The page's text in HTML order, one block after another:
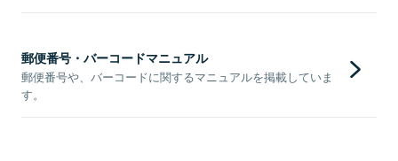
郵便番号・バーコードマニュアル
郵便番号や、バーコードに関するマニュアルを掲載していま
す。